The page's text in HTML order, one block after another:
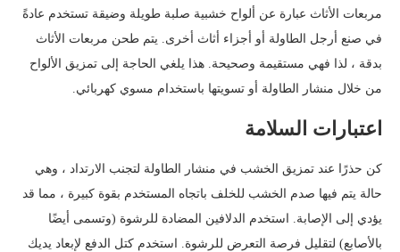
مربعات الأثاث عبارة عن ألواح خشبية صلبة طويلة وضيقة تستخدم عادةً
في صنع أرجل الطاولة أو أجزاء أثاث أخرى. يتم طحن مربعات الأثاث
بدقة ، لذا فهي مستقيمة وصحيحة. هذا يلغي الحاجة إلى تمزيق الألواح
من خلال منشار الطاولة أو تسويتها باستخدام مسوي كهربائي.
اعتبارات السلامة
كن حذرًا عند تمزيق الخشب في منشار الطاولة لتجنب الارتداد ، وهي
حالة يتم فيها صدم الخشب للخلف باتجاه المستخدم بقوة كبيرة ، مما قد
يؤدي إلى الإصابة. استخدم الدلافين المضادة للرشوة (وتسمى أيضًا
بالأصابع) لتقليل فرصة التعرض للرشوة. استخدم كتل الدفع لإبعاد يديك